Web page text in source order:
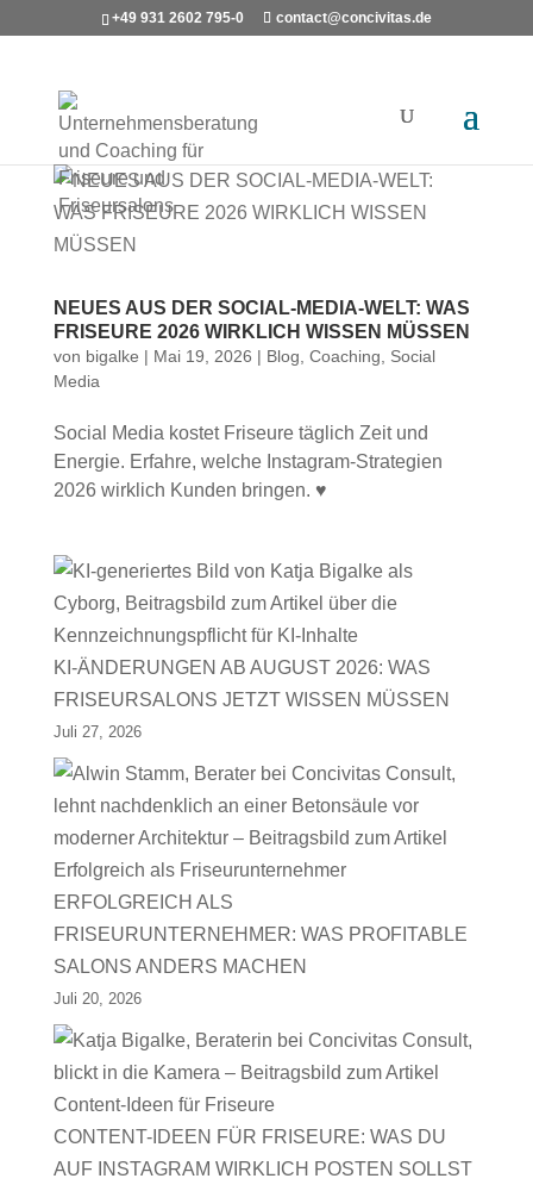
+49 931 2602 795-0 contact@concivitas.de
NEUES AUS DER SOCIAL-MEDIA-WELT: WAS
FRISEURE 2026 WIRKLICH WISSEN MÜSSEN
von bigalke | Mai 19, 2026 | Blog Coaching
Social
Media
Social Media kostet Friseure täglich Zeit und
Energie. Erfahre, welche Instagram-Strategien
2026 wirklich Kunden bringen. ♥
KI-ÄNDERUNGEN AB AUGUST 2026: WAS
FRISEURSALONS JETZT WISSEN MÜSSEN
Juli 27, 2026
ERFOLGREICH ALS
FRISEURUNTERNEHMER: WAS PROFITABLE
SALONS ANDERS MACHEN
Juli 20, 2026
CONTENT-IDEEN FÜR FRISEURE: WAS DU
AUF INSTAGRAM WIRKLICH POSTEN SOLLST